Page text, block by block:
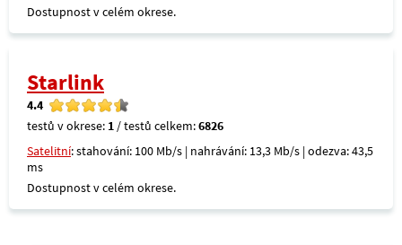
Dostupnost v celém okrese.
Starlink
4.4
testů v okrese: 1 / testů celkem:6826
Satelitní: stahování: 100 Mb/s | nahrávání: 13,3 Mb/s | odezva: 43,5
ms
Dostupnost v celém okrese.